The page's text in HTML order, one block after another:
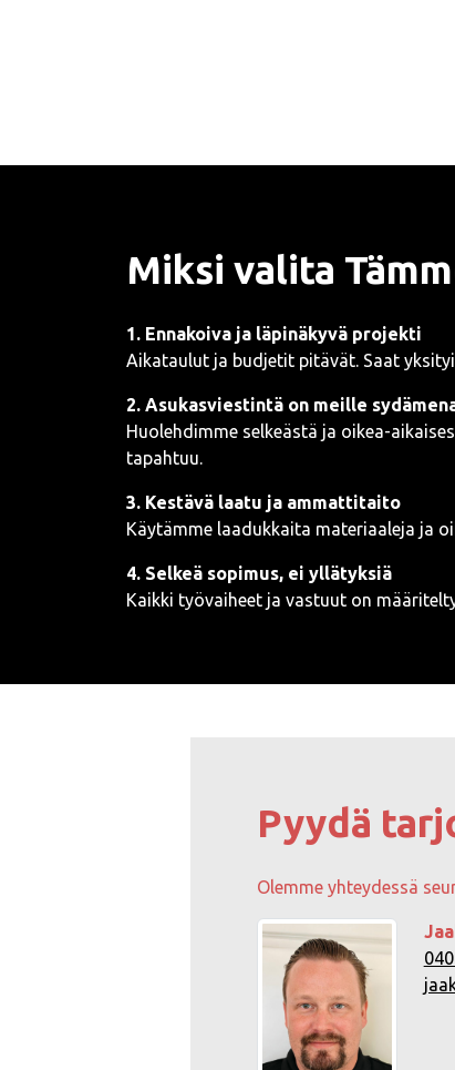
Miksi valita
1. Ennakoiva ja läpinäkyvä projekti
Aikataulut ja budjetit pitävät. Saat
2. Asukasviestintä on meille
Huolehdimme selkeästä ja oikea-
tapahtuu.
3. Kestävä laatu ja ammattitaito
Käytämme laadukkaita materiaaleja ja
4. Selkeä sopimus, ei yllätyksiä
Kaikki työvaiheet ja vastuut on
Pyydä
Olemme yhteydessä